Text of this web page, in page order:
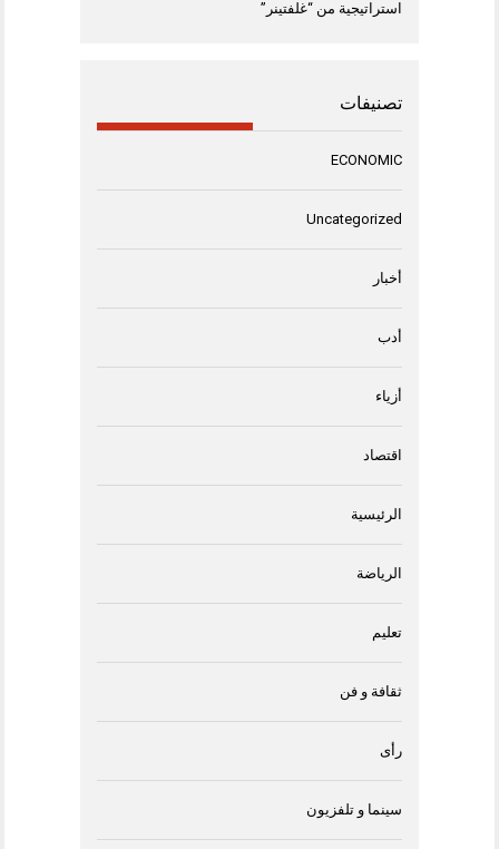
استراتيجية من “غلفتينر”
تصنيفات
ECONOMIC
Uncategorized
أخبار
أدب
أزياء
اقتصاد
الرئيسية
الرياضة
تعليم
ثقافة و فن
رأى
سينما و تلفزيون